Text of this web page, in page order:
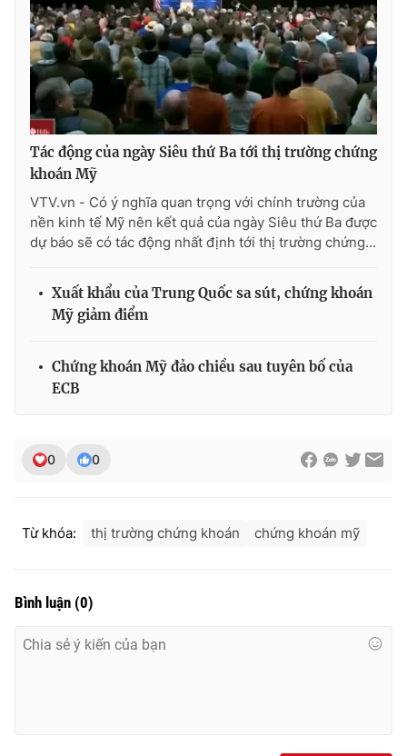
Emagazine Podcast
Photo Infographic
Video Shorts video
VTV Money
VTV Sức khoẻ Bất động sản
Thị trường 24h Tấm lòng Việt
VTV9
Liên hệ tòa soạn
Theo dõi báo trên
Tác động của ngày Siêu thứ Ba tới thị trường chứng
khoán Mỹ
VTV.vn - Có ý nghĩa quan trọng với chính trường của
nền kinh tế Mỹ nên kết quả của ngày Siêu thứ Ba được
dự báo sẽ có tác động nhất định tới thị trường chứng...
Xuất khẩu của Trung Quốc sa sút, chứng khoán
Mỹ giảm điểm
Chứng khoán Mỹ đảo chiều sau tuyên bố của
ECB
0 0
Từ khóa: thị trường chứng khoán chứng khoán mỹ
Bình luận (0)